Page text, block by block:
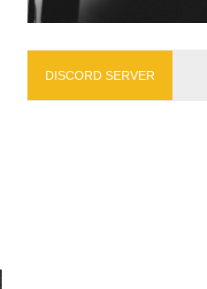
DISCORD SERVER